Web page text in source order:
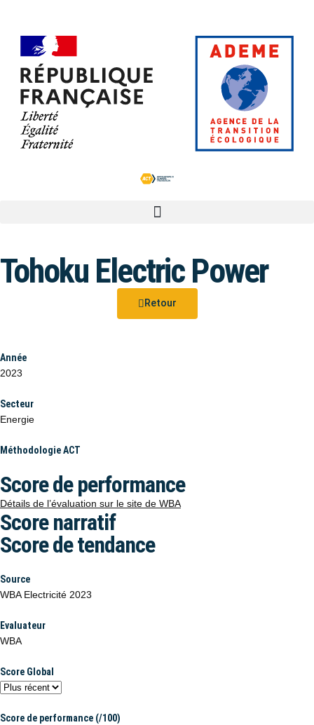
Tohoku Electric Power
Retour
Année
2023
Secteur
Energie
Méthodologie ACT
Score de performance
Détails de l’évaluation sur le site de WBA
Score narratif
Score de tendance
Source
WBA Electricité 2023
Evaluateur
WBA
Score Global
Score de performance (/100)